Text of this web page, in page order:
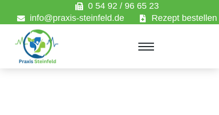
0 54 92 / 96 65 23
info@praxis-steinfeld.de
Rezept bestellen